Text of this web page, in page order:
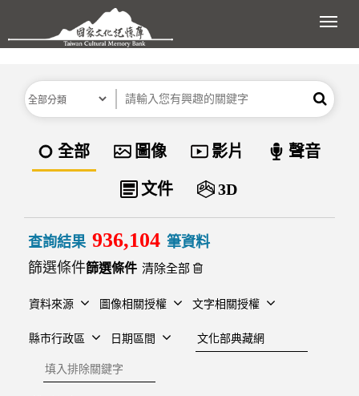
跳到主要內容區塊
展
分類 關鍵字 搜尋
資料類型
全部 圖像 影片 聲音
文件 3D
查詢結果 936,104 筆資料
篩選條件
清除全部
資料來源 圖像相關授權 文字相關授權
縣市行政區 日期區間
建檔單位
排除關鍵字